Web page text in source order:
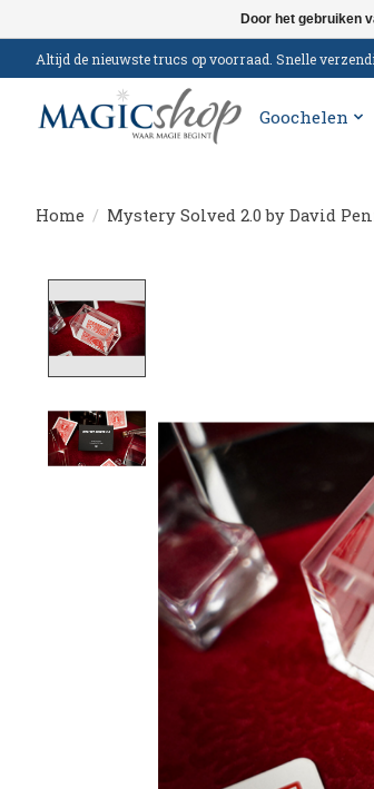
Altijd de nieuwste trucs op voorraad. Snelle
Goochelen
Home / Mystery Solved 2.0 by David
Door het gebruiken